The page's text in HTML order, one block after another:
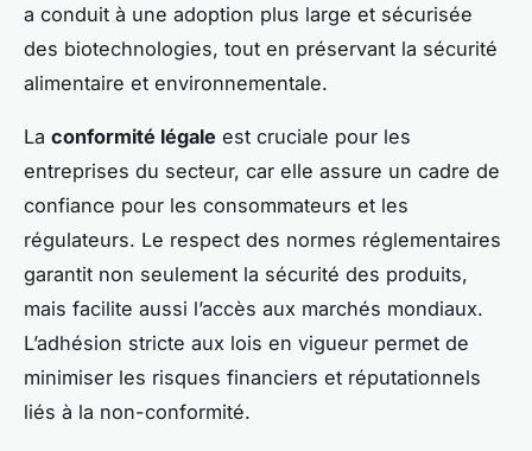
a conduit à une adoption plus large et sécurisée
des biotechnologies, tout en préservant la sécurité
alimentaire et environnementale.
La conformité légale est cruciale pour les
entreprises du secteur, car elle assure un cadre de
confiance pour les consommateurs et les
régulateurs. Le respect des normes réglementaires
garantit non seulement la sécurité des produits,
mais facilite aussi l’accès aux marchés mondiaux.
L’adhésion stricte aux lois en vigueur permet de
minimiser les risques financiers et réputationnels
liés à la non-conformité.